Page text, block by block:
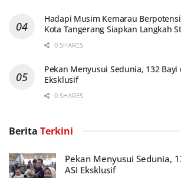
Hadapi Musim Kemarau
Kota Tangerang Siapkan Langkah
0 SHARES
Pekan Menyusui Sedunia, 132 Bayi
Eksklusif
0 SHARES
Berita Terkini
Pekan Menyusui Sedunia,
ASI Eksklusif